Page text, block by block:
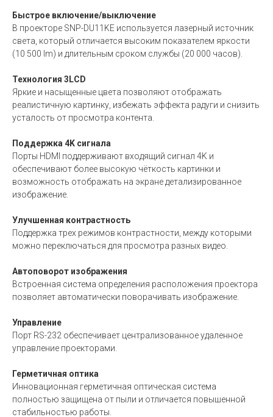
Быстрое включение/выключение
В проекторе SNP-DU11KE используется лазерный источник
света, который отличается высоким показателем яркости
(10 500 lm) и длительным сроком службы (20 000 часов).
Технология 3LCD
Яркие и насыщенные цвета позволяют отображать
реалистичную картинку, избежать эффекта радуги и снизить
усталость от просмотра контента.
Поддержка 4K сигнала
Порты HDMI поддерживают входящий сигнал 4K и
обеспечивают более высокую чёткость картинки и
возможность отображать на экране детализированное
изображение.
Улучшенная контрастность
Поддержка трех режимов контрастности, между которыми
можно переключаться для просмотра разных видео.
Автоповорот изображения
Встроенная система определения расположения проектора
позволяет автоматически поворачивать изображение.
Управление
Порт RS-232 обеспечивает централизованное удаленное
управление проекторами.
Герметичная оптика
Инновационная герметичная оптическая система
полностью защищена от пыли и отличается повышенной
стабильностью работы.